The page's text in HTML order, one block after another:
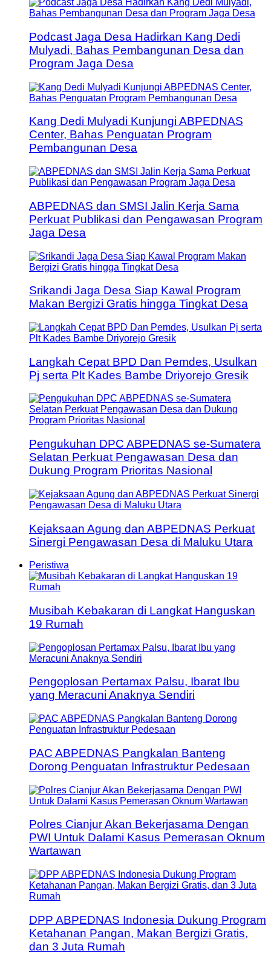
Podcast Jaga Desa Hadirkan Kang Dedi
Mulyadi, Bahas Pembangunan Desa dan
Program Jaga Desa
Kang Dedi Mulyadi Kunjungi ABPEDNAS
Center, Bahas Penguatan Program
Pembangunan Desa
ABPEDNAS dan SMSI Jalin Kerja Sama
Perkuat Publikasi dan Pengawasan Program
Jaga Desa
Srikandi Jaga Desa Siap Kawal Program
Makan Bergizi Gratis hingga Tingkat Desa
Langkah Cepat BPD Dan Pemdes, Usulkan
Pj serta Plt Kades Bambe Driyorejo Gresik
Pengukuhan DPC ABPEDNAS se-Sumatera
Selatan Perkuat Pengawasan Desa dan
Dukung Program Prioritas Nasional
Kejaksaan Agung dan ABPEDNAS Perkuat
Sinergi Pengawasan Desa di Maluku Utara
Peristiwa
Musibah Kebakaran di Langkat Hanguskan
19 Rumah
Pengoplosan Pertamax Palsu, Ibarat Ibu
yang Meracuni Anaknya Sendiri
PAC ABPEDNAS Pangkalan Banteng
Dorong Penguatan Infrastruktur Pedesaan
Polres Cianjur Akan Bekerjasama Dengan
PWI Untuk Dalami Kasus Pemerasan Oknum
Wartawan
DPP ABPEDNAS Indonesia Dukung Program
Ketahanan Pangan, Makan Bergizi Gratis,
dan 3 Juta Rumah